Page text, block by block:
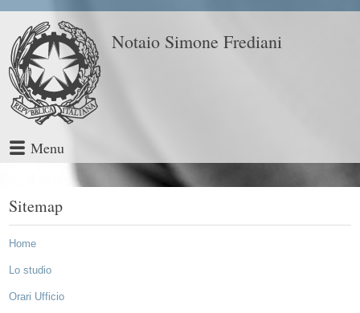
Notaio Simone Frediani
Menu
Sitemap
Home
Lo studio
Orari Ufficio